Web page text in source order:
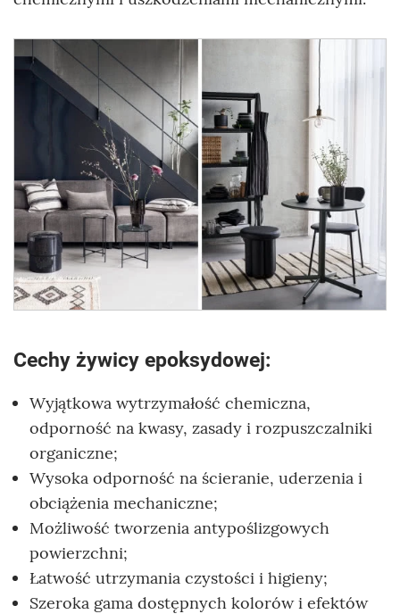
Cechy żywicy epoksydowej:
Wyjątkowa wytrzymałość chemiczna,
odporność na kwasy, zasady i rozpuszczalniki
organiczne;
Wysoka odporność na ścieranie, uderzenia i
obciążenia mechaniczne;
Możliwość tworzenia antypoślizgowych
powierzchni;
Łatwość utrzymania czystości i higieny;
Szeroka gama dostępnych kolorów i efektów